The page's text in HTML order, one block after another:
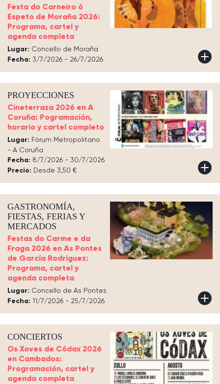
Festa do Carneiro ó
Espeto de Moraña 2026:
Programa, cartel y
agenda completa
Lugar: Concello de Moraña
Fecha: 3/7/2026 - 26/7/2026
PROYECCIONES
Cineterraza 2026 en A
Coruña: Pogramación,
horario y cartel completo
Lugar: Fórum Metropolitano
- A Coruña
Fecha: 8/7/2026 - 30/7/2026
Precio: Desde 3,50 €
GASTRONOMÍA,
FIESTAS, FERIAS Y
MERCADOS
Festas do Carme e da
Fraga 2026 en As Pontes
de García Rodríguez:
Programa, cartel y
agenda completa
Lugar: Concello de As Pontes
Fecha: 11/7/2026 - 25/7/2026
CONCIERTOS
Os Xoves de Códax 2026
en Cambados:
Programación, cartel y
agenda completa